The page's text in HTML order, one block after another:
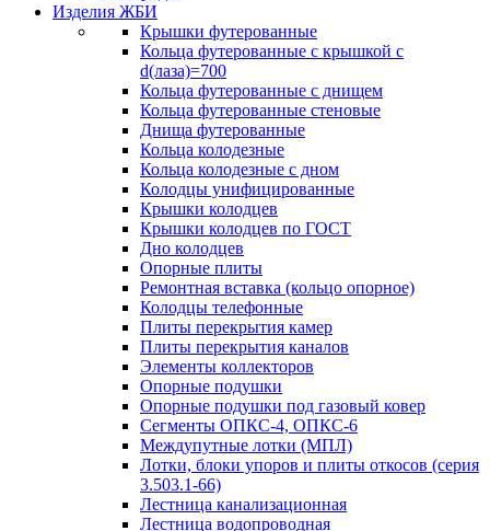
Изделия ЖБИ
Крышки футерованные
Кольца футерованные с крышкой с
d(лаза)=700
Кольца футерованные с днищем
Кольца футерованные стеновые
Днища футерованные
Кольца колодезные
Кольца колодезные с дном
Колодцы унифицированные
Крышки колодцев
Крышки колодцев по ГОСТ
Дно колодцев
Опорные плиты
Ремонтная вставка (кольцо опорное)
Колодцы телефонные
Плиты перекрытия камер
Плиты перекрытия каналов
Элементы коллекторов
Опорные подушки
Опорные подушки под газовый ковер
Сегменты ОПКС-4, ОПКС-6
Междупутные лотки (МПЛ)
Лотки, блоки упоров и плиты откосов (серия
3.503.1-66)
Лестница канализационная
Лестница водопроводная